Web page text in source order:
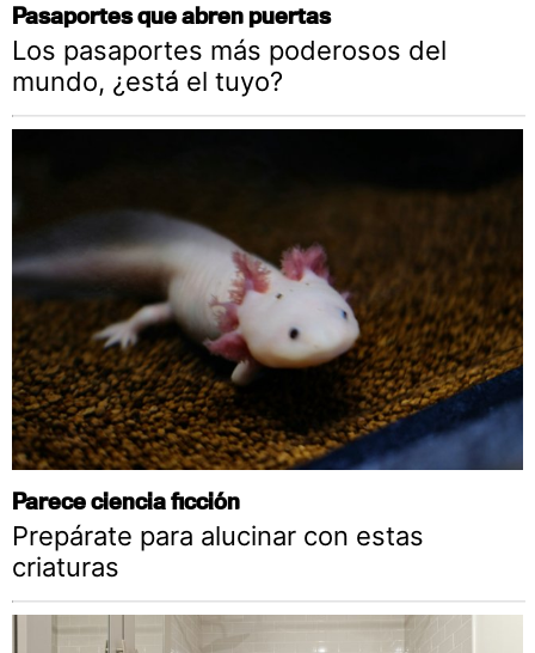
Pasaportes que abren puertas
Los pasaportes más poderosos del
mundo, ¿está el tuyo?
Parece ciencia ficción
Prepárate para alucinar con estas
criaturas